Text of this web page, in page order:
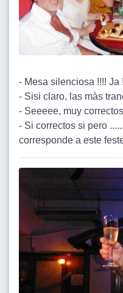
- Mesa silenciosa !!!! Ja
- Sisi claro, las màs
- Seeeee, muy
- Si correctos si pero
corresponde a este